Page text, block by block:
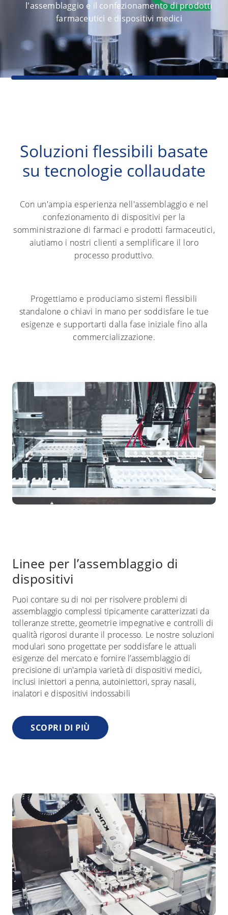
l'assemblaggio e il confezionamento di prodotti
farmaceutici e dispositivi medici
Soluzioni flessibili basate
su tecnologie collaudate
Con un'ampia esperienza nell'assemblaggio e nel
confezionamento di dispositivi per la
somministrazione di farmaci e prodotti farmaceutici,
aiutiamo i nostri clienti a semplificare il loro
processo produttivo.
Progettiamo e produciamo sistemi flessibili
standalone o chiavi in mano per soddisfare le tue
esigenze e supportarti dalla fase iniziale fino alla
commercializzazione.
Linee per l’assemblaggio di
dispositivi
Puoi contare su di noi per risolvere problemi di
assemblaggio complessi tipicamente caratterizzati da
tolleranze strette, geometrie impegnative e controlli di
qualità rigorosi durante il processo. Le nostre soluzioni
modulari sono progettate per soddisfare le attuali
esigenze del mercato e fornire l’assemblaggio di
precisione di un'ampia varietà di dispositivi medici,
inclusi iniettori a penna, autoiniettori, spray nasali,
inalatori e dispositivi indossabili
SCOPRI DI PIÙ